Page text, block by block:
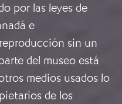
por las leyes de
e
sin un
del museo está
medios usados lo
de los